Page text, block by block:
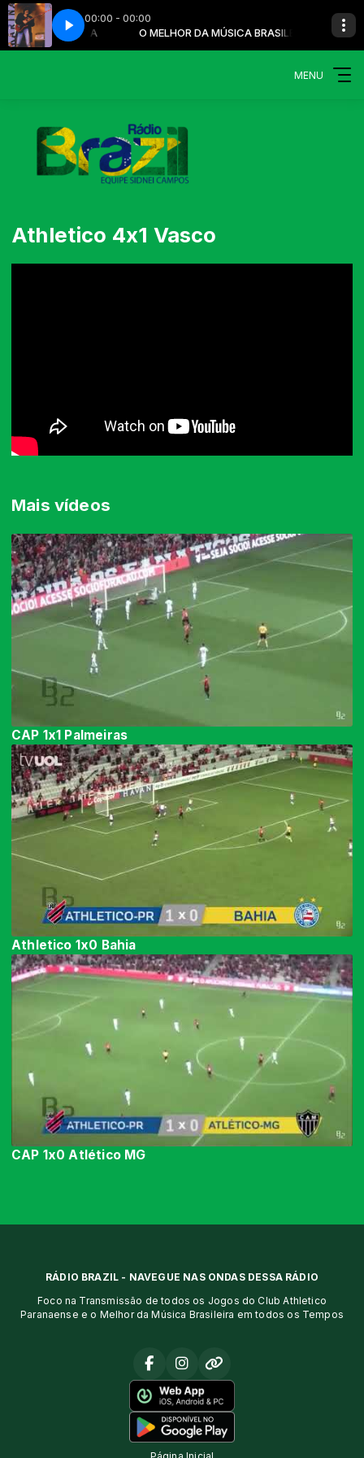
00:00 - 00:00
BRASILEIRA O MELHOR DA MÚSICA BRASILEIRA
POR MIM MARINA LIMA - NADA POR MIM
MENU
Athletico 4x1 Vasco
Mais vídeos
CAP 1x1 Palmeiras
Athletico 1x0 Bahia
CAP 1x0 Atlético MG
RÁDIO BRAZIL - NAVEGUE NAS ONDAS DESSA RÁDIO
Foco na Transmissão de todos os Jogos do Club Athletico
Paranaense e o Melhor da Música Brasileira em todos os Tempos